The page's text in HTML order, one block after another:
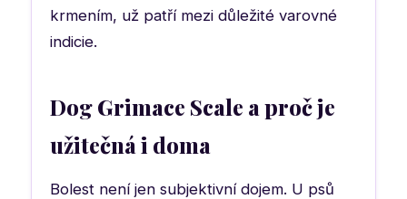
krmením, už patří mezi důležité varovné
indicie.
Dog Grimace Scale a proč je
užitečná i doma
Bolest není jen subjektivní dojem. U psů